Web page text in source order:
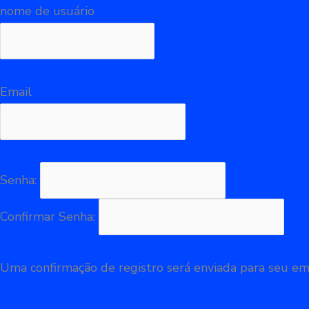
nome de usuário
Email
Senha:
Confirmar Senha:
Uma confirmação de registro será enviada para seu